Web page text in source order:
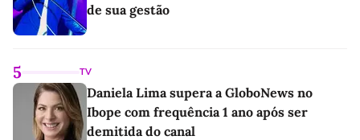
de sua gestão
5 TV
Daniela Lima supera a GloboNews no
Ibope com frequência 1 ano após ser
demitida do canal